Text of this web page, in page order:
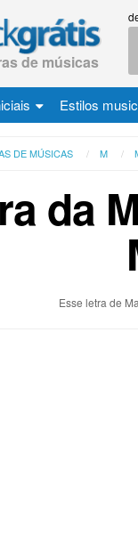
de músicas
Estilos
DE MÚSICAS M
da
Esse letra de